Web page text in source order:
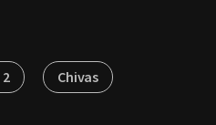
Chivas